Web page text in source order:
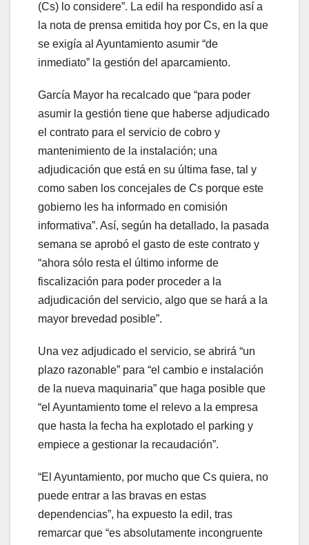
(Cs) lo considere”. La edil ha respondido así a
la nota de prensa emitida hoy por Cs, en la que
se exigía al Ayuntamiento asumir “de
inmediato” la gestión del aparcamiento.
García Mayor ha recalcado que “para poder
asumir la gestión tiene que haberse adjudicado
el contrato para el servicio de cobro y
mantenimiento de la instalación; una
adjudicación que está en su última fase, tal y
como saben los concejales de Cs porque este
gobierno les ha informado en comisión
informativa”. Así, según ha detallado, la pasada
semana se aprobó el gasto de este contrato y
“ahora sólo resta el último informe de
fiscalización para poder proceder a la
adjudicación del servicio, algo que se hará a la
mayor brevedad posible”.
Una vez adjudicado el servicio, se abrirá “un
plazo razonable” para “el cambio e instalación
de la nueva maquinaria” que haga posible que
“el Ayuntamiento tome el relevo a la empresa
que hasta la fecha ha explotado el parking y
empiece a gestionar la recaudación”.
“El Ayuntamiento, por mucho que Cs quiera, no
puede entrar a las bravas en estas
dependencias”, ha expuesto la edil, tras
remarcar que “es absolutamente incongruente